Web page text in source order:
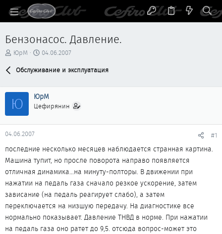
Бензонасос. Давление.
А
т
е
м
ы
ЮрМ
Д
т
а
ч
л
04.06.2007
Обслуживание и эксплуатация
Ю ЮрМ
Цефирянин
04.06.2007 #1
последние несколько месяцев наблюдается странная картина.
Машина тупит, но просле поворота направо появляется
отличная динамика...на минуту-полторы. В движении при
нажатии на педаль газа сначало резкое ускорение, затем
зависание (на педаль реагирует слабо), а затем
переключается на низшую передачу. На диагностике все
нормально показывает. Давление ТНВД в норме. При нажатии
на педаль газа оно ратет до 9,5. отсюда вопрос-может это